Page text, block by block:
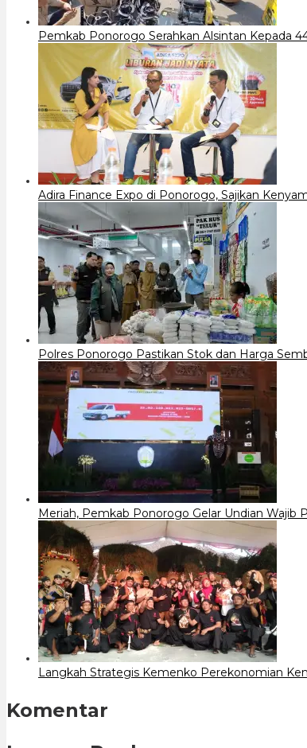
Pemkab Ponorogo Serahkan Alsintan Kepada
Adira Finance Expo di Ponorogo, Sajikan
Polres Ponorogo Pastikan Stok dan Harga
Meriah, Pemkab Ponorogo Gelar Undian Wajib
Langkah Strategis Kemenko Perekonomian
Komentar